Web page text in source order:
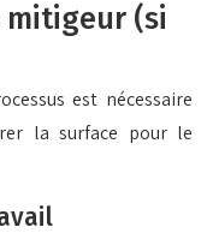
mitigeur (si
est nécessaire
la surface pour le